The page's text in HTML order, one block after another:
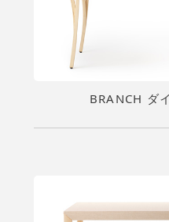
BRANCH ダ